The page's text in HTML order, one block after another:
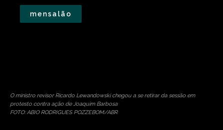
mensalão
O ministro revisor Ricardo Lewandowski chegou a se retirar da sessão em
protesto contra ação de Joaquim Barbosa
FOTO: ABIO RODRIGUES POZZEBOM/ABR